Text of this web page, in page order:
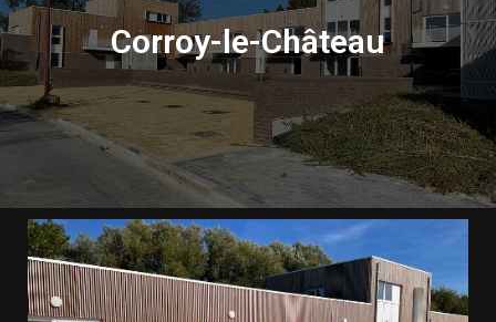
Corroy-le-Château